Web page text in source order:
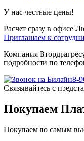
У нас честные цены!
Расчет сразу в офисе
Приглашаем к
Компания
подробности по
8-
Связывайтесь с
Покупаем
Покупаем по самым